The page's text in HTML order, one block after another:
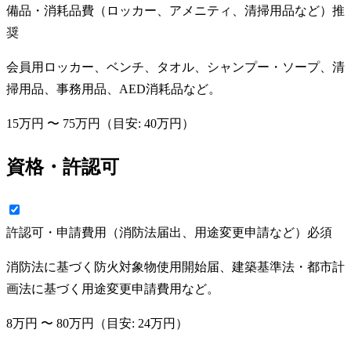
備品・消耗品費（ロッカー、アメニティ、清掃用品など） 推
奨
会員用ロッカー、ベンチ、タオル、シャンプー・ソープ、清
掃用品、事務用品、AED消耗品など。
15万円 〜 75万円 （目安: 40万円 ）
資格・許認可
許認可・申請費用（消防法届出、用途変更申請など） 必須
消防法に基づく防火対象物使用開始届、建築基準法・都市計
画法に基づく用途変更申請費用など。
8万円 〜 80万円 （目安: 24万円 ）